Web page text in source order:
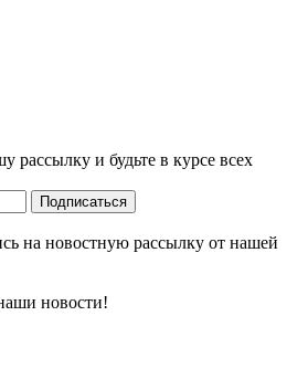
рассылку и будьте в курсе всех
Подписаться
на новостную рассылку от нашей
новости!